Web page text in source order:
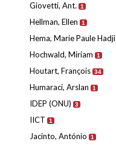
Giovetti, Ant. 1
Hellman, Ellen 1
Hema, Marie Paule Hadji
Hochwald, Miriam 1
Houtart, François 34
Humaraci, Arslan 1
IDEP (ONU) 3
IICT 1
Jacinto, António 1